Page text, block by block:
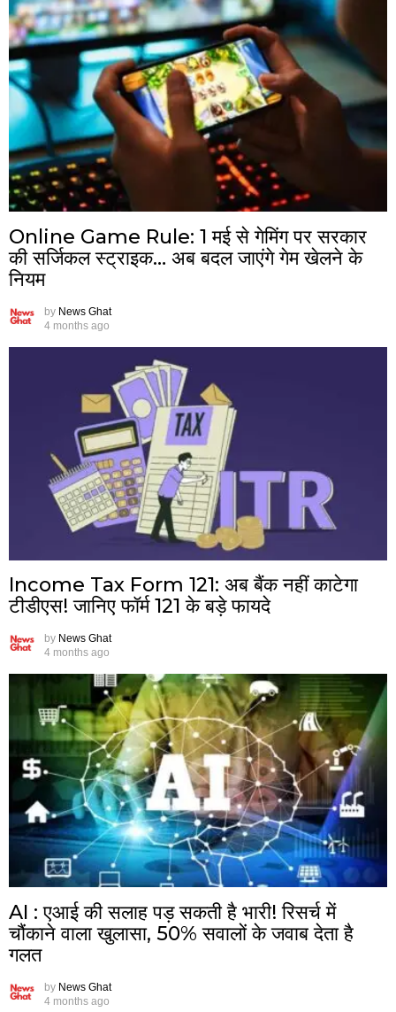
Online Game Rule: 1 मई से गेमिंग पर सरकार
की सर्जिकल स्ट्राइक… अब बदल जाएंगे गेम खेलने के
नियम
by News Ghat
4 months ago
Income Tax Form 121: अब बैंक नहीं काटेगा
टीडीएस! जानिए फॉर्म 121 के बड़े फायदे
by News Ghat
4 months ago
AI : एआई की सलाह पड़ सकती है भारी! रिसर्च में
चौंकाने वाला खुलासा, 50% सवालों के जवाब देता है
गलत
by News Ghat
4 months ago